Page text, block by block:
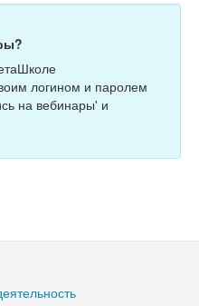
логином и паролем
на вебинары' и